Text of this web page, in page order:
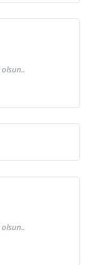
olsun..
olsun..